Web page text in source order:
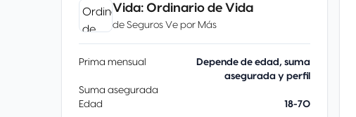
Vida: Ordinario de Vida
de Seguros Ve por Más
Prima mensual
Depende de edad, suma
asegurada y perfil
Suma asegurada
Edad
18-70